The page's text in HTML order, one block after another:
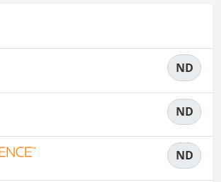
ND
ND
ND